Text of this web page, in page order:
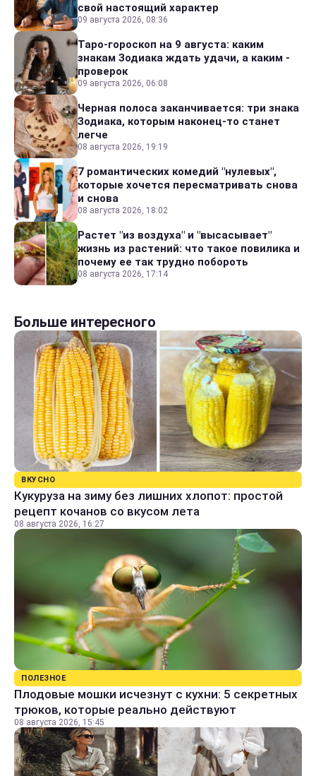
свой настоящий характер
09 августа 2026, 08:36
Таро-гороскоп на 9 августа: каким
знакам Зодиака ждать удачи, а каким -
проверок
09 августа 2026, 06:08
Черная полоса заканчивается: три знака
Зодиака, которым наконец-то станет
легче
08 августа 2026, 19:19
7 романтических комедий "нулевых",
которые хочется пересматривать снова
и снова
08 августа 2026, 18:02
Растет "из воздуха" и "высасывает"
жизнь из растений: что такое повилика и
почему ее так трудно побороть
08 августа 2026, 17:14
Больше интересного
ВКУСНО
Кукуруза на зиму без лишних хлопот: простой
рецепт кочанов со вкусом лета
08 августа 2026, 16:27
ПОЛЕЗНОЕ
Плодовые мошки исчезнут с кухни: 5 секретных
трюков, которые реально действуют
08 августа 2026, 15:45